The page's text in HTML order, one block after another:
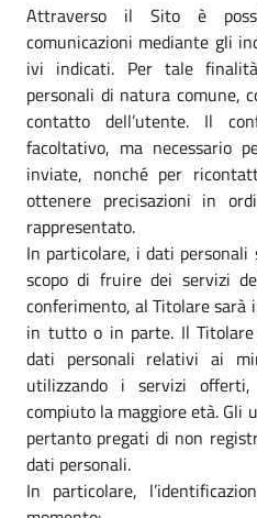
Attraverso il Sito è
comunicazioni mediante gli
ivi indicati. Per tale
personali di natura comune,
contatto dell’utente. Il
facoltativo, ma necessario
inviate, nonché per
ottenere precisazioni in
rappresentato.
In particolare, i dati
scopo di fruire dei servizi
conferimento, al Titolare sarà
in tutto o in parte. Il
dati personali relativi ai
utilizzando i servizi
compiuto la maggiore età.
pertanto pregati di non
dati personali.
In particolare,